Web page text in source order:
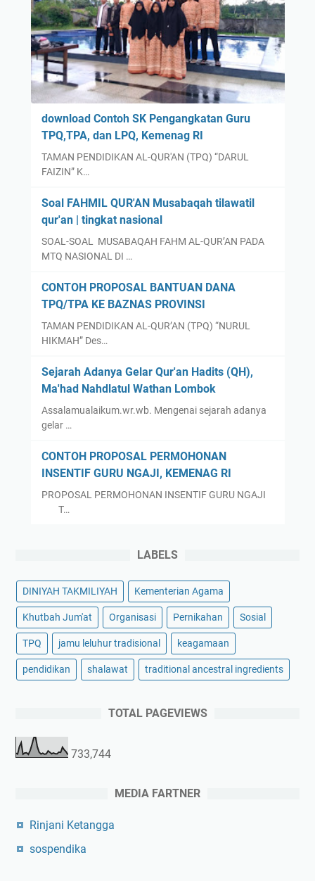
download Contoh SK Pengangkatan Guru
TPQ,TPA, dan LPQ, Kemenag RI
TAMAN PENDIDIKAN AL-QUR'AN (TPQ) “DARUL
FAIZIN” K…
Soal FAHMIL QUR'AN Musabaqah tilawatil
qur'an | tingkat nasional
SOAL-SOAL MUSABAQAH FAHM AL-QUR’AN PADA
MTQ NASIONAL DI …
CONTOH PROPOSAL BANTUAN DANA
TPQ/TPA KE BAZNAS PROVINSI
TAMAN PENDIDIKAN AL-QUR’AN (TPQ) “NURUL
HIKMAH” Des…
Sejarah Adanya Gelar Qur'an Hadits (QH),
Ma'had Nahdlatul Wathan Lombok
Assalamualaikum.wr.wb. Mengenai sejarah adanya
gelar …
CONTOH PROPOSAL PERMOHONAN
INSENTIF GURU NGAJI, KEMENAG RI
PROPOSAL PERMOHONAN INSENTIF GURU NGAJI
T…
LABELS
DINIYAH TAKMILIYAH Kementerian Agama
Khutbah Jum'at Organisasi Pernikahan Sosial
TPQ jamu leluhur tradisional keagamaan
pendidikan shalawat traditional ancestral ingredients
TOTAL PAGEVIEWS
733,744
MEDIA FARTNER
Rinjani Ketangga
sospendika